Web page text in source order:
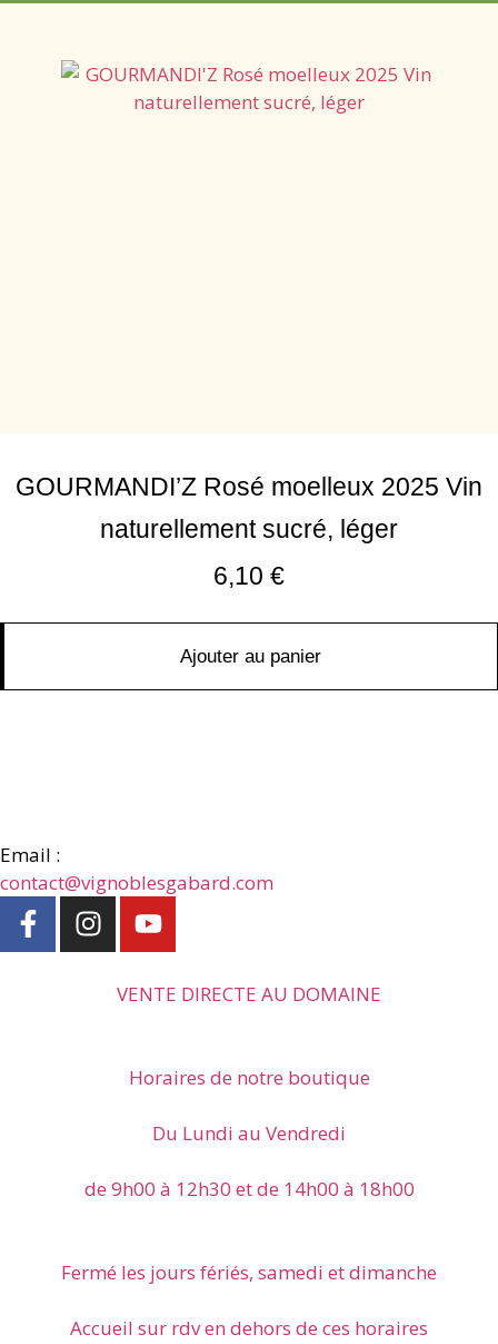
GOURMANDI’Z Rosé moelleux 2025 Vin
naturellement sucré, léger
6,10 €
Ajouter au panier
Email :
contact@vignoblesgabard.com
VENTE DIRECTE AU DOMAINE
Horaires de notre boutique
Du Lundi au Vendredi
de 9h00 à 12h30 et de 14h00 à 18h00
Fermé les jours fériés, samedi et dimanche
Accueil sur rdv en dehors de ces horaires